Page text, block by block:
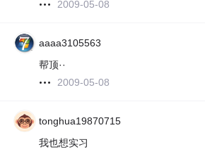
2009-05-08
aaaa3105563
帮顶··
2009-05-08
tonghua19870715
我也想实习